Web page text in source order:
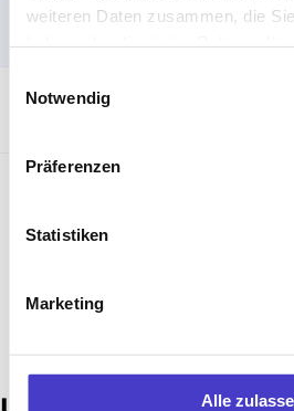
weiteren Daten zusammen, die
Notwendig
Präferenzen
Statistiken
Marketing
Alle
Kabel/Rundau
Garantie